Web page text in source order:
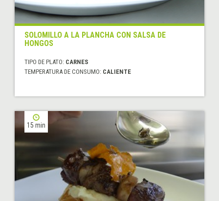
SOLOMILLO A LA PLANCHA CON SALSA DE
HONGOS
TIPO DE PLATO: CARNES
TEMPERATURA DE CONSUMO: CALIENTE
15 min